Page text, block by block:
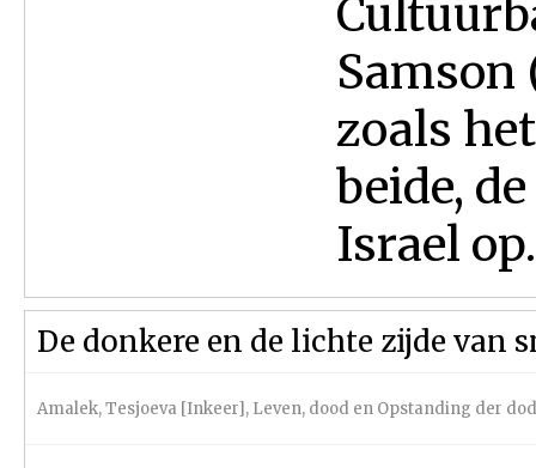
zoals
beide,
Israel
De donkere en de lichte zijde van
Amalek,Tesjoeva [Inkeer], Leven, dood en Opstanding der